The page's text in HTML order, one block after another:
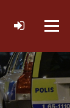
Meny